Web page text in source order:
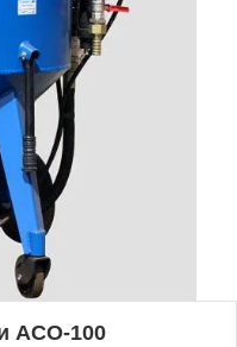
АСО-100